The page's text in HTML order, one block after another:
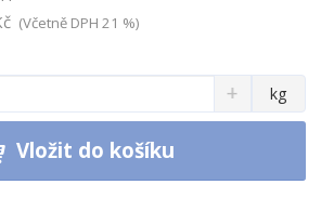
(Včetně DPH 21 %)
N
a
v
kg
Vložit do košíku